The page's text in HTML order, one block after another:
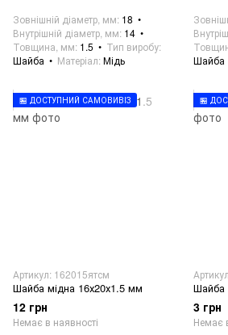
Зовнішній діаметр, мм 18
Внутрішній діаметр, мм 14
Товщина, мм 1.5
Тип виробу
Шайба
Матеріал Мідь
Шайба
🏪 ДОСТУПНИЙ САМОВИВІЗ
Артикул: 162015ятсм
Шайба мідна 16х20х1.5 мм
12 грн
Немає в наявності
🏪
Шайба
3 грн
Немає